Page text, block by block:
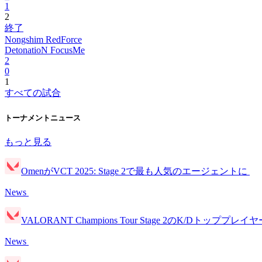
1
2
終了
Nongshim RedForce
DetonatioN FocusMe
2
0
1
すべての試合
トーナメントニュース
もっと見る
OmenがVCT 2025: Stage 2で最も人気のエージェントに
News
VALORANT Champions Tour Stage 2のK/Dトッププレイ
News